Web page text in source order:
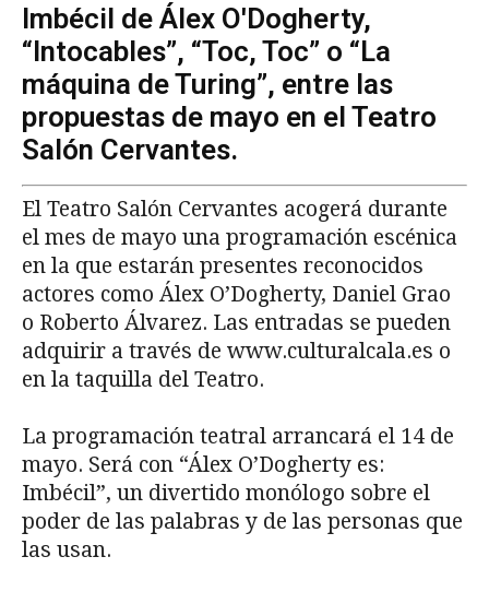
Imbécil de Álex O'Dogherty,
“Intocables”, “Toc, Toc” o “La
máquina de Turing”, entre las
propuestas de mayo en el Teatro
Salón Cervantes.
El Teatro Salón Cervantes acogerá durante
el mes de mayo una programación escénica
en la que estarán presentes reconocidos
actores como Álex O’Dogherty, Daniel Grao
o Roberto Álvarez. Las entradas se pueden
adquirir a través de www.culturalcala.es o
en la taquilla del Teatro.
La programación teatral arrancará el 14 de
mayo. Será con “Álex O’Dogherty es:
Imbécil”, un divertido monólogo sobre el
poder de las palabras y de las personas que
las usan.